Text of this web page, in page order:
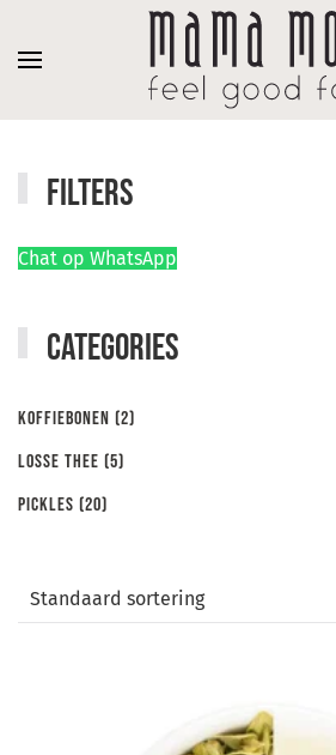
Overslaan en naar de inhoud gaan
Filters
Chat op WhatsApp
Categories
Koffiebonen (2)
Losse thee (5)
Pickles (20)